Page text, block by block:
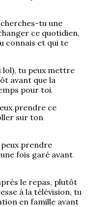
tu une
ce quotidien,
connais et qui te
lol), tu peux mettre
avant que la
pour toi.
prendre ce
sur ton
prendre
fois garé avant
le repas, plutôt
à la télévision, tu
en famille avant